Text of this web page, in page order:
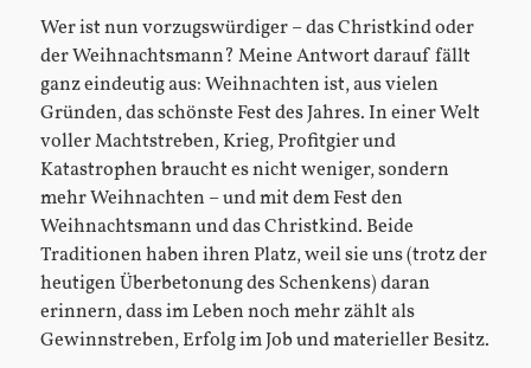
Wer ist nun vorzugswürdiger – das Christkind oder
der Weihnachtsmann? Meine Antwort darauf fällt
ganz eindeutig aus: Weihnachten ist, aus vielen
Gründen, das schönste Fest des Jahres. In einer Welt
voller Machtstreben, Krieg, Profitgier und
Katastrophen braucht es nicht weniger, sondern
mehr Weihnachten – und mit dem Fest den
Weihnachtsmann und das Christkind. Beide
Traditionen haben ihren Platz, weil sie uns (trotz der
heutigen Überbetonung des Schenkens) daran
erinnern, dass im Leben noch mehr zählt als
Gewinnstreben, Erfolg im Job und materieller Besitz.